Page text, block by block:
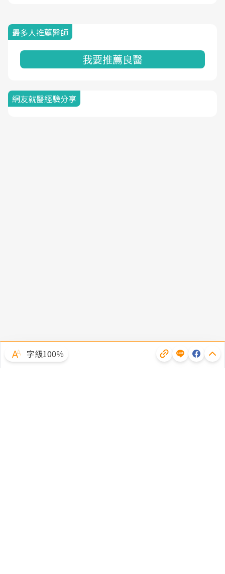
最多人推薦醫師
我要推薦良醫
網友就醫經驗分享
字級100％